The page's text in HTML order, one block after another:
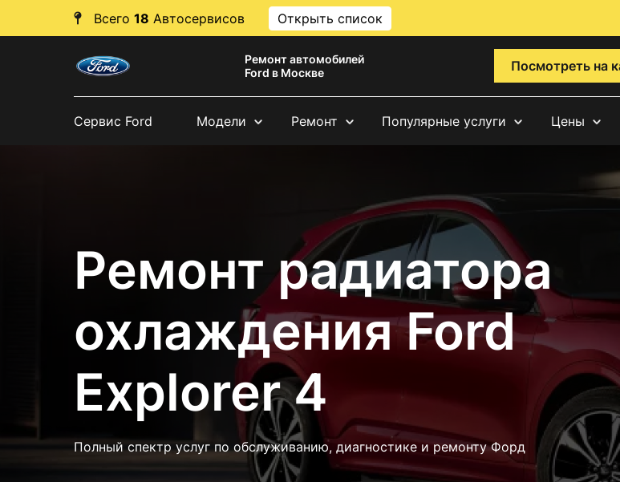
Всего 18 Автосервисов Открыть список
Ремонт автомобилей
Ford в Москве
Посмотреть на
Сервис Ford Модели Ремонт Популярные услуги Цены
Ремонт радиатора
охлаждения Ford
Explorer 4
Полный спектр услуг по обслуживанию, диагностике и ремонту Форд